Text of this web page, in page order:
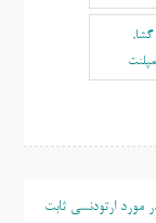
,
مورد ارتودنسی ثابت